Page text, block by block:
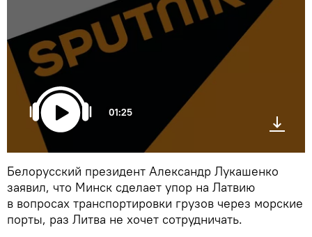
01:25
Белорусский президент Александр Лукашенко
заявил, что Минск сделает упор на Латвию
в вопросах транспортировки грузов через морские
порты, раз Литва не хочет сотрудничать.